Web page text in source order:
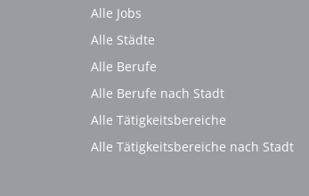
Alle Jobs
Alle Städte
Alle Berufe
Alle Berufe nach Stadt
Alle Tätigkeitsbereiche
Alle Tätigkeitsbereiche nach Stadt